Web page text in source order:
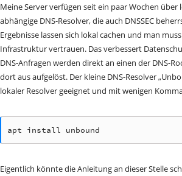
Meine Server verfügen seit ein paar Wochen über
abhängige DNS-Resolver, die auch DNSSEC
Ergebnisse lassen sich lokal cachen und man
Infrastruktur vertrauen. Das verbessert
DNS-Anfragen werden direkt an einen der DNS-
dort aus aufgelöst. Der kleine DNS-Resolver
lokaler Resolver geeignet und mit wenigen
apt install unbound
Eigentlich könnte die Anleitung an dieser Stelle